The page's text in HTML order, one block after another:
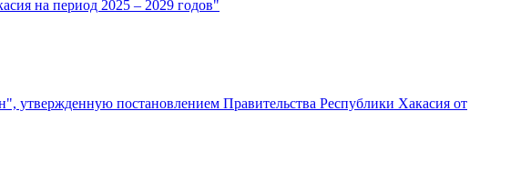
на период 2025 – 2029 годов"
утвержденную постановлением Правительства Республики Хакасия от